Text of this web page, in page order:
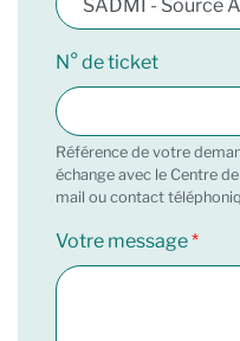
N° de ticket
Référence de votre
échange avec le Centre
mail ou contact
Votre message